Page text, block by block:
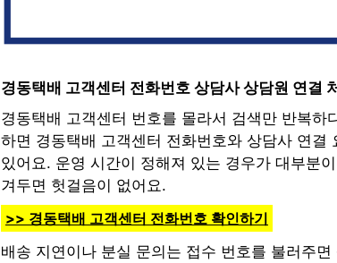
경동택배 고객센터 전화번호 상담사 상담원 연결
경동택배 고객센터 번호를 몰라서 검색만 반복
하면 경동택배 고객센터 전화번호와 상담사 연
있어요. 운영 시간이 정해져 있는 경우가 대부분
겨두면 헛걸음이 없어요.
>> 경동택배 고객센터 전화번호 확인하기
배송 지연이나 분실 문의는 접수 번호를 불러주